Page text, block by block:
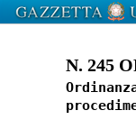
N. 245